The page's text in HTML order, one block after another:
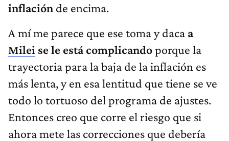
inflación de encima.
A mí me parece que ese toma y daca a
Milei se le está complicandoporque la
trayectoria para la baja de la inflación es
más lenta, y en esa lentitud que tiene se ve
todo lo tortuoso del programa de ajustes.
Entonces creo que corre el riesgo que si
ahora mete las correcciones que debería